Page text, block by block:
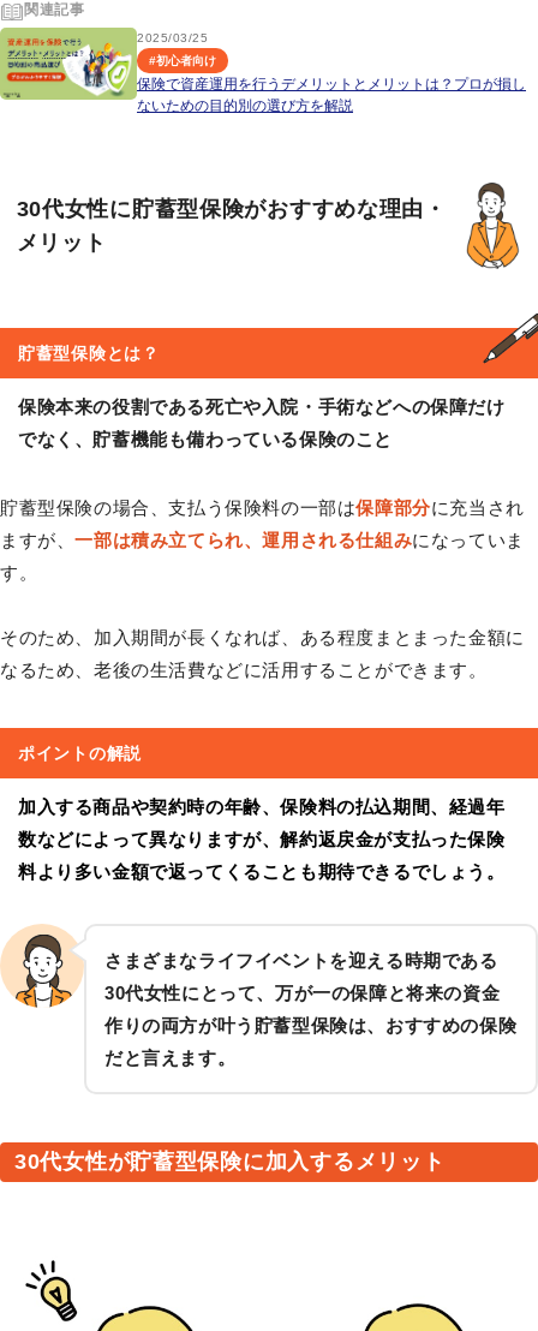
関連記事
2025/03/25
#初心者向け
保険で資産運用を行うデメリットとメリットは？プロが損し
ないための目的別の選び方を解説
30代女性に貯蓄型保険がおすすめな理由・
メリット
貯蓄型保険とは？
保険本来の役割である死亡や入院・手術などへの保障だけ
でなく、貯蓄機能も備わっている保険のこと
貯蓄型保険の場合、支払う保険料の一部は保障部分に充当され
ますが、一部は積み立てられ、運用される仕組みになっていま
す。
そのため、加入期間が長くなれば、ある程度まとまった金額に
なるため、老後の生活費などに活用することができます。
ポイントの解説
加入する商品や契約時の年齢、保険料の払込期間、経過年
数などによって異なりますが、解約返戻金が支払った保険
料より多い金額で返ってくることも期待できるでしょう。
さまざまなライフイベントを迎える時期である
30代女性にとって、万が一の保障と将来の資金
作りの両方が叶う貯蓄型保険は、おすすめの保険
だと言えます。
30代女性が貯蓄型保険に加入するメリット